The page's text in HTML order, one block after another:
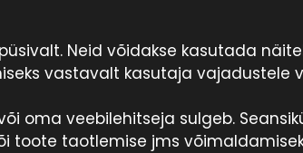
Neid võidakse kasutada
vastavalt kasutaja vajadustele
oma veebilehitseja sulgeb.
toote taotlemise jms